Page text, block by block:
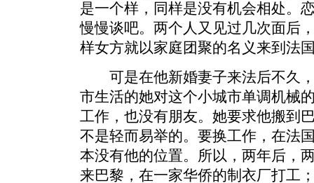
是一个样，同样是没有机会相处。
慢慢谈吧。两个人又见过几次面后
样女方就以家庭团聚的名义来到法
可是在他新婚妻子来法后不久，
市生活的她对这个小城市单调机械
工作，也没有朋友。她要求他搬到
不是轻而易举的。要换工作，在法
本没有他的位置。所以，两年后，
来巴黎，在一家华侨的制衣厂打工